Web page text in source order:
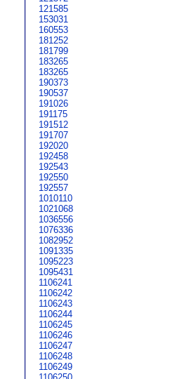
121585
153031
160553
181252
181799
183265
183265
190373
190537
191026
191175
191512
191707
192020
192458
192543
192550
192557
1010110
1021068
1036556
1076336
1082952
1091335
1095223
1095431
1106241
1106242
1106243
1106244
1106245
1106246
1106247
1106248
1106249